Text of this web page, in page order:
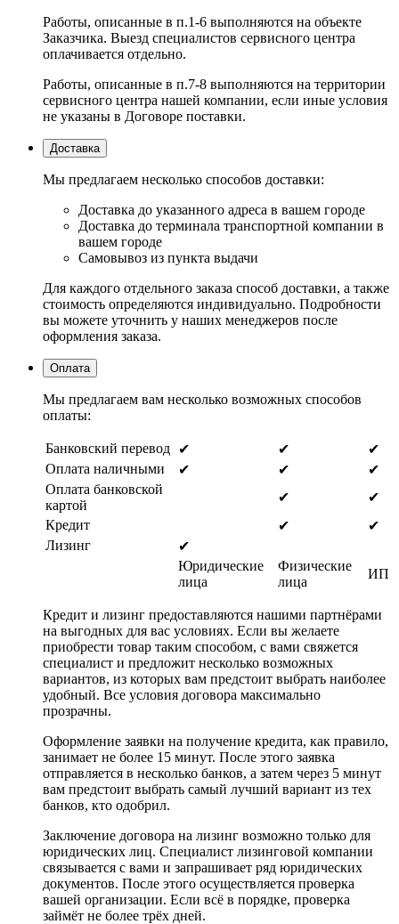
Работы, описанные в п.1-6 выполняются на объекте
Заказчика. Выезд специалистов сервисного центра
оплачивается отдельно.
Работы, описанные в п.7-8 выполняются на территории
сервисного центра нашей компании, если иные условия
не указаны в Договоре поставки.
Доставка
Мы предлагаем несколько способов доставки:
Доставка до указанного адреса в вашем городе
Доставка до терминала транспортной компании в
вашем городе
Самовывоз из пункта выдачи
Для каждого отдельного заказа способ доставки, а также
стоимость определяются индивидуально. Подробности
вы можете уточнить у наших менеджеров после
оформления заказа.
Оплата
Мы предлагаем вам несколько возможных способов
оплаты:
Банковский перевод ✔ ✔
✔
Оплата наличными
✔ ✔
✔
Оплата банковской
картой
✔
✔
Кредит
✔
✔
Лизинг
✔
Юридические
лица
Физические
лица
ИП
Кредит и лизинг предоставляются нашими партнёрами
на выгодных для вас условиях. Если вы желаете
приобрести товар таким способом, с вами свяжется
специалист и предложит несколько возможных
вариантов, из которых вам предстоит выбрать наиболее
удобный. Все условия договора максимально
прозрачны.
Оформление заявки на получение кредита, как правило,
занимает не более 15 минут. После этого заявка
отправляется в несколько банков, а затем через 5 минут
вам предстоит выбрать самый лучший вариант из тех
банков, кто одобрил.
Заключение договора на лизинг возможно только для
юридических лиц. Специалист лизинговой компании
связывается с вами и запрашивает ряд юридических
документов. После этого осуществляется проверка
вашей организации. Если всё в порядке, проверка
займёт не более трёх дней.